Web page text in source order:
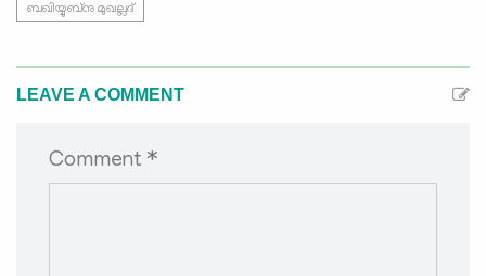
ബഖിയ്യുബ്നു മുഖല്ലദ്
LEAVE A COMMENT
Comment *